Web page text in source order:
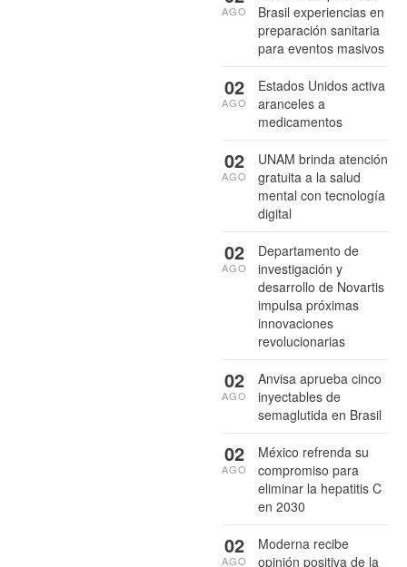
Brasil experiencias en
preparación sanitaria
para eventos masivos
AGO
Estados Unidos activa
aranceles a
medicamentos
02
AGO
UNAM brinda atención
gratuita a la salud
mental con tecnología
digital
02
AGO
Departamento de
investigación y
desarrollo de Novartis
impulsa próximas
innovaciones
revolucionarias
02
AGO
Anvisa aprueba cinco
inyectables de
semaglutida en Brasil
02
AGO
México refrenda su
compromiso para
eliminar la hepatitis C
en 2030
02
AGO
Moderna recibe
opinión positiva de la
02
AGO